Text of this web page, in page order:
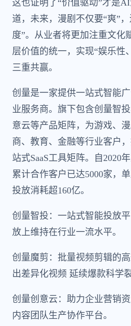
这也证明了“价值驱动”才是
道，未来，漫剧不仅要“爽”
度”。从业者将更加注重文化
层价值的统一，实现“娱乐性
三重共赢。
创量是一家提供一站式智能
业服务商。旗下包含创量智
意云等产品矩阵，为游戏、
商、教育、金融等行业客户
站式SaaS工具矩阵。自2020
累计合作客户已达5000家，
投放消耗超160亿。
创量智投：一站式智能投放
放上维持在行业一流水平。
创量魔剪：批量视频剪辑的
出差异化视频 延续爆款科学裂
创量创意云：助力企业营销
内容团队生产协作平台。